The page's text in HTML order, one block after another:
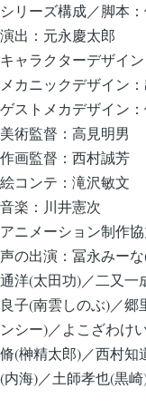
シリーズ構成／脚本
演出：元永慶太郎
キャラクターデザイ
メカニックデザイン
ゲストメカデザイン
美術監督：高見明男
作画監督：西村誠芳
絵コンテ：滝沢敏文
音楽：川井憲次
アニメーション制作
声の出演：冨永みー
通洋(太田功)／二又一
良子(南雲しのぶ)／郷
ンシー)／よこざわけ
脩(榊精太郎)／西村知
(内海)／土師孝也(黒崎